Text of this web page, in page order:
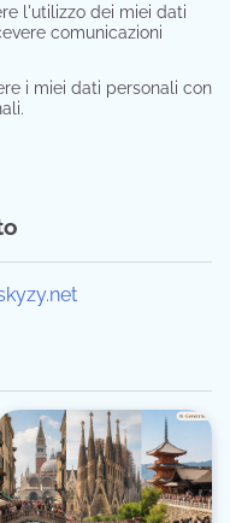
l'utilizzo dei miei dati
comunicazioni
i miei dati personali con